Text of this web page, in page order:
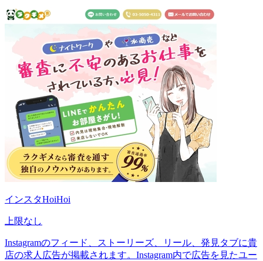
インスタHoiHoi
上限なし
Instagramのフィード、ストーリーズ、リール、発見タブに貴
店の求人広告が掲載されます。Instagram内で広告を見たユー